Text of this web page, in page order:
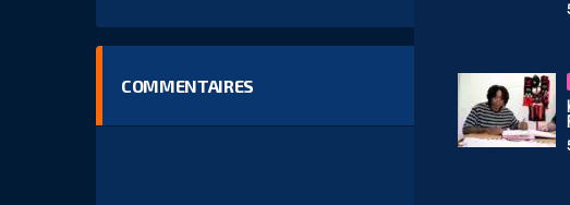
COMMENTAIRES